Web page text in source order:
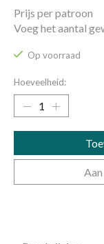
Prijs per patroon
Voeg het aantal
Op voorraad
Hoeveelheid: